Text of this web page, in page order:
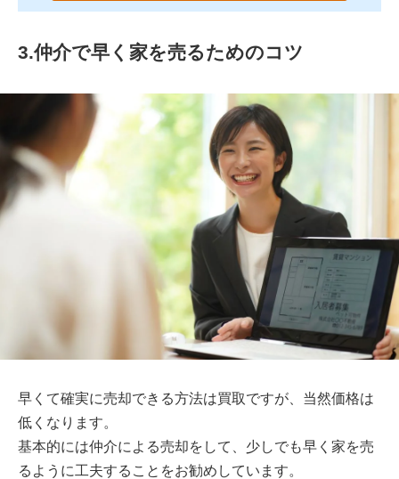
3.仲介で早く家を売るためのコツ
早くて確実に売却できる方法は買取ですが、当然価格は
低くなります。
基本的には仲介による売却をして、少しでも早く家を売
るように工夫することをお勧めしています。